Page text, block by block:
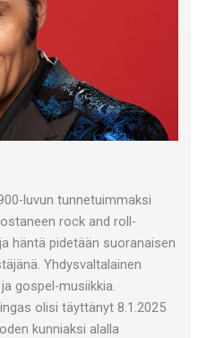
luvun tunnetuimmaksi
rock and roll-
häntä pidetään suoranaisen
Yhdysvaltalainen
gospel-musiikkia.
olisi täyttänyt 8.1.2025
kunniaksi alalla